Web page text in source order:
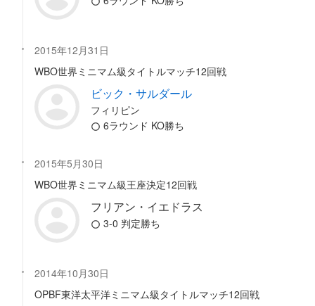
2015年12月31日
WBO世界ミニマム級タイトルマッチ12回戦
ビック・サルダール
フィリピン
6ラウンド KO勝ち
2015年5月30日
WBO世界ミニマム級王座決定12回戦
フリアン・イエドラス
3-0 判定勝ち
2014年10月30日
OPBF東洋太平洋ミニマム級タイトルマッチ12回戦